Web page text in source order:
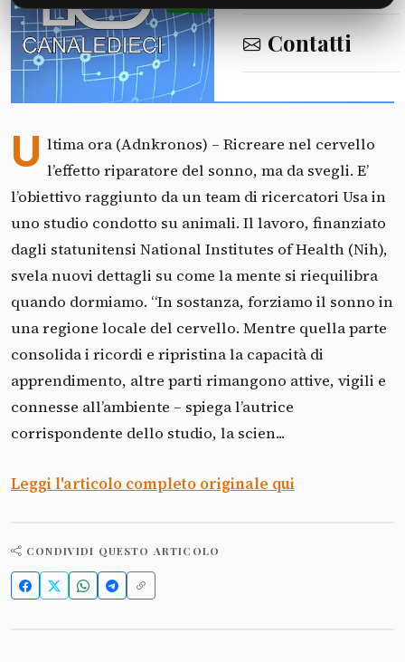
Contatti
U ltima ora (Adnkronos) – Ricreare nel cervello
l’effetto riparatore del sonno, ma da svegli. E’
l’obiettivo raggiunto da un team di ricercatori Usa in
uno studio condotto su animali. Il lavoro, finanziato
dagli statunitensi National Institutes of Health (Nih),
svela nuovi dettagli su come la mente si riequilibra
quando dormiamo. “In sostanza, forziamo il sonno in
una regione locale del cervello. Mentre quella parte
consolida i ricordi e ripristina la capacità di
apprendimento, altre parti rimangono attive, vigili e
connesse all’ambiente – spiega l’autrice
corrispondente dello studio, la scien...
Leggi l'articolo completo originale qui
CONDIVIDI QUESTO ARTICOLO